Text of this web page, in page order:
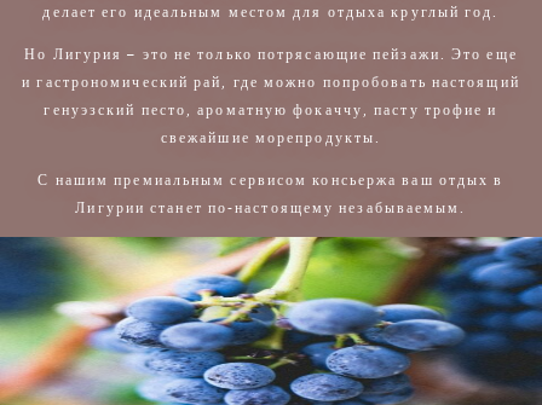
делает его идеальным местом для отдыха круглый год.
Но Лигурия – это не только потрясающие пейзажи. Это еще
и гастрономический рай, где можно попробовать настоящий
генуэзский песто, ароматную фокаччу, пасту трофие и
свежайшие морепродукты.
С нашим премиальным сервисом консьержа ваш отдых в
Лигурии станет по-настоящему незабываемым.